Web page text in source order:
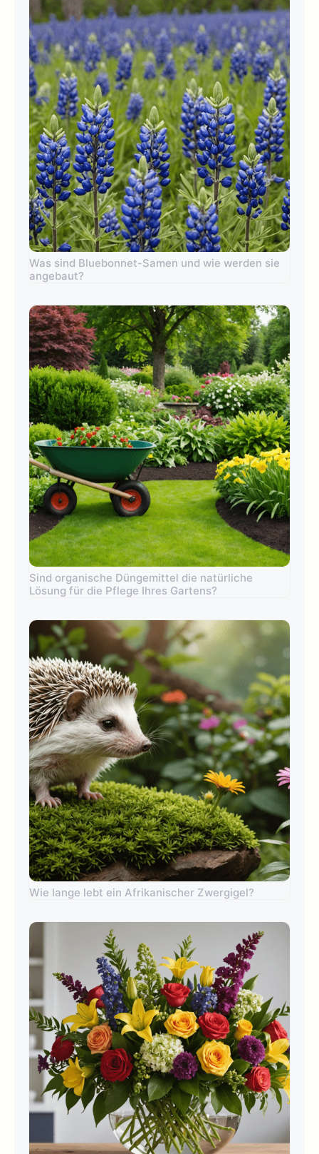
Was sind Bluebonnet-Samen und wie werden sie
angebaut?
Sind organische Düngemittel die natürliche
Lösung für die Pflege Ihres Gartens?
Wie lange lebt ein Afrikanischer Zwergigel?